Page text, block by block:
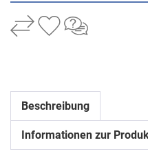
Beschreibung
Informationen zur